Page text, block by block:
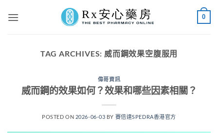
0
TAG ARCHIVES: 威而鋼效果空腹服用
偉哥資訊
威而鋼的效果如何？效果和哪些因素相關？
POSTED ON 2026-06-03 BY 賽倍達SPEDRA香港官方